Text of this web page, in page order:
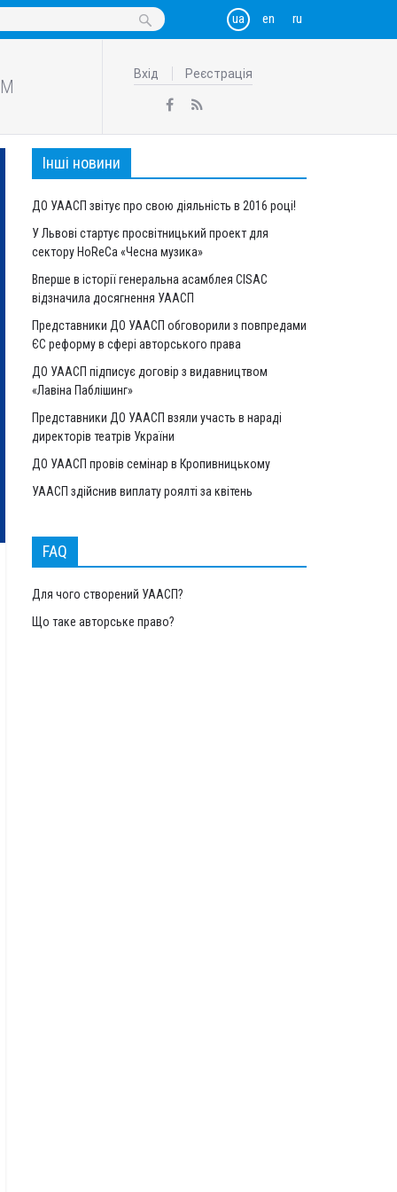
Вхід Реєстрація
Інші новини
ДО УААСП звітує про свою діяльність в 2016 році!
У Львові стартує просвітницький проект для
сектору HoReCa «Чесна музика»
Вперше в історії генеральна асамблея CISAC
відзначила досягнення УААСП
Представники ДО УААСП обговорили з повпредами
ЄС реформу в сфері авторського права
ДО УААСП підписує договір з видавництвом
«Лавіна Паблішинг»
Представники ДО УААСП взяли участь в нараді
директорів театрів України
ДО УААСП провів семінар в Кропивницькому
УААСП здійснив виплату роялті за квітень
FAQ
Для чого створений УААСП?
Що таке авторське право?